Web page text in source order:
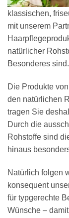
klassischen,
mit unserem
natürlicher
Besonderes sind.
Die Produkte
den natürlichen
tragen Sie
Durch die
Rohstoffe sind
hinaus
Natürlich folgen
konsequent
für typgerechte
Wünsche –